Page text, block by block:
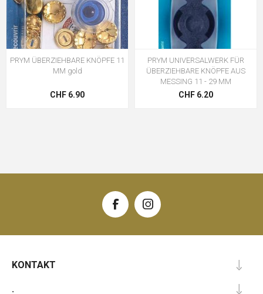
PRYM ÜBERZIEHBARE KNÖPFE 11
MM gold
CHF 6.90
PRYM UNIVERSALWERK FÜR
ÜBERZIEHBARE KNÖPFE AUS
MESSING 11 - 29 MM
CHF 6.20
KONTAKT
.